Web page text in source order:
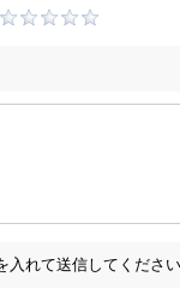
れて送信してください